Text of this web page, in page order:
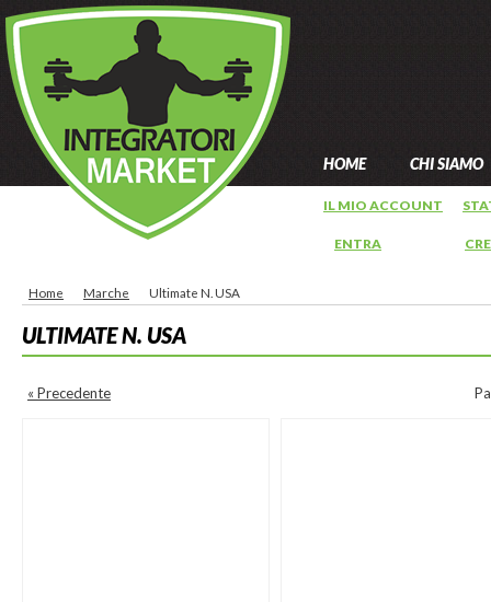
HOME CHI SIAMO
IL MIO ACCOUNT
ENTRA
Home Marche Ultimate N. USA
ULTIMATE N. USA
« Precedente